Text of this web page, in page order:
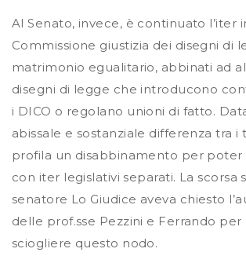
Al Senato, invece, è continuato l’iter
Commissione giustizia dei disegni di
matrimonio egualitario, abbinati ad
disegni di legge che introducono
i DICO o regolano unioni di fatto.
abissale e sostanziale differenza tra i
profila un disabbinamento per
con iter legislativi separati. La scorsa
senatore Lo Giudice aveva chiesto
delle prof.sse Pezzini e Ferrando
sciogliere questo nodo.